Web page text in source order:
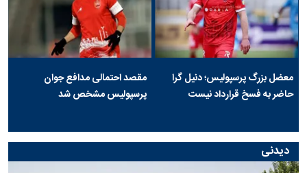
معضل بزرگ پرسپولیس؛ دنیل گرا
حاضر به فسخ قرارداد نیست
مقصد احتمالی مدافع جوان
پرسپولیس مشخص شد
دیدنی